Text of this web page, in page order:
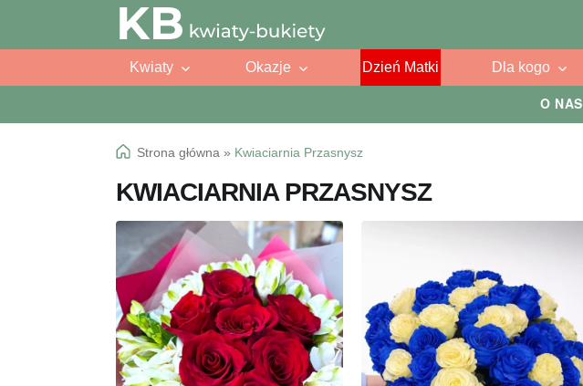
O NAS
Przejdź
do
Przejdź
do
Kwiaty Okazje Dzień Matki Dla kogo
Strona główna » Kwiaciarnia Przasnysz
KWIACIARNIA PRZASNYSZ